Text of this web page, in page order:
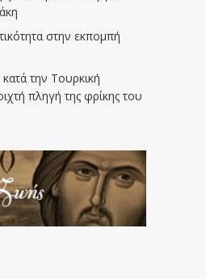
στην εκπομπή
την Τουρκική
πληγή της φρίκης του